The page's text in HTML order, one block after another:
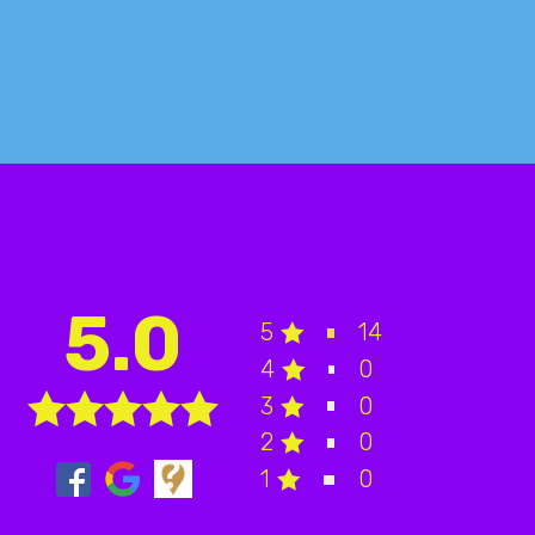
5.0 5
14
4
0
3
0
2
0
1
0